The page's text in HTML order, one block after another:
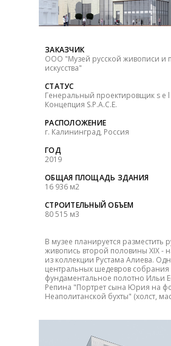
ЗАКАЗЧИК
СТАТУС
РАСПОЛОЖЕНИЕ
ГОД
ОБЩАЯ ПЛОЩАДЬ ЗДАНИЯ
СТРОИТЕЛЬНЫЙ ОБЪЕМ
ООО "Музей русской живописи и
искусства"
Генеральный проектировщик s e l
Концепция S.P.A.C.E.
г. Калининград, Россия
2019
16 936 м2
80 515 м3
В музее планируется разместить
живопись второй половины XIX -
из коллекции Рустама Алиева.
центральных шедевров собрания
фундаментальное полотно Ильи
Репина "Портрет сына Юрия на
Неаполитанской бухты" (холст,